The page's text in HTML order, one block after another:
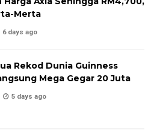
Merta
6 days ago
Rekod Dunia Guinness
Mega Gegar 20 Juta
5 days ago